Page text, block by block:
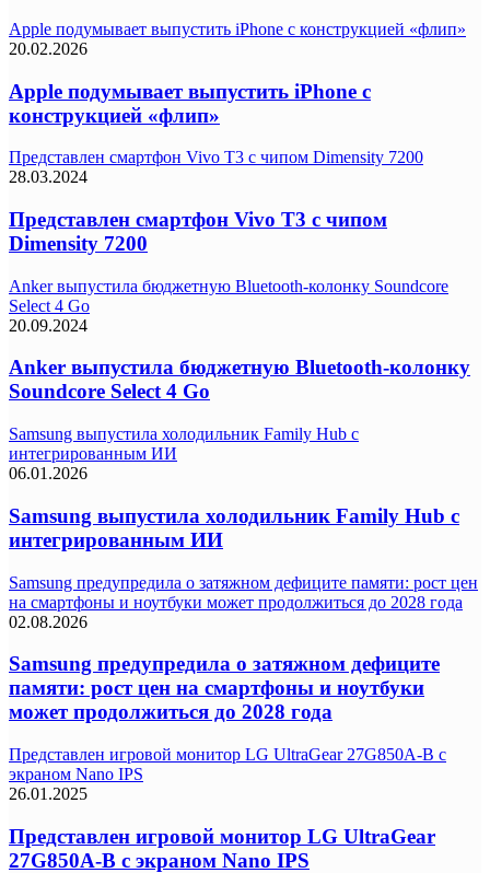
Apple подумывает выпустить iPhone с конструкцией «флип»
20.02.2026
Apple подумывает выпустить iPhone с
конструкцией «флип»
Представлен смартфон Vivo T3 с чипом Dimensity 7200
28.03.2024
Представлен смартфон Vivo T3 с чипом
Dimensity 7200
Anker выпустила бюджетную Bluetooth-колонку Soundcore
Select 4 Go
20.09.2024
Anker выпустила бюджетную Bluetooth-колонку
Soundcore Select 4 Go
Samsung выпустила холодильник Family Hub с
интегрированным ИИ
06.01.2026
Samsung выпустила холодильник Family Hub с
интегрированным ИИ
Samsung предупредила о затяжном дефиците памяти: рост цен
на смартфоны и ноутбуки может продолжиться до 2028 года
02.08.2026
Samsung предупредила о затяжном дефиците
памяти: рост цен на смартфоны и ноутбуки
может продолжиться до 2028 года
Представлен игровой монитор LG UltraGear 27G850A-B с
экраном Nano IPS
26.01.2025
Представлен игровой монитор LG UltraGear
27G850A-B с экраном Nano IPS